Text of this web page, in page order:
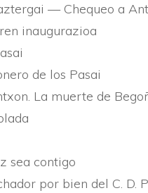
— Chequeo a
inaugurazioa
de los Pasai
La muerte de
sea contigo
por bien del C. D.